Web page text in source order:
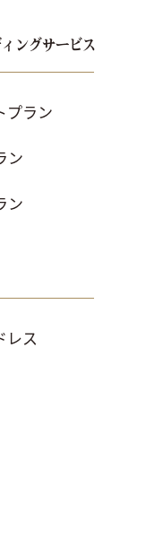
ングサービス
プラン
ン
ン
レス